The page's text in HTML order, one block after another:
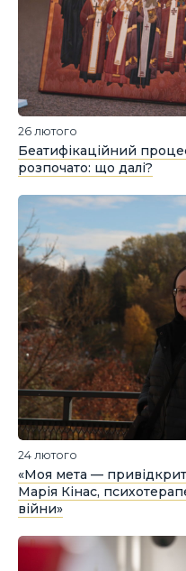
26 лютого
Беатифікаційний
розпочато: що далі?
24 лютого
«Моя мета —
Марія Кінас,
війни»